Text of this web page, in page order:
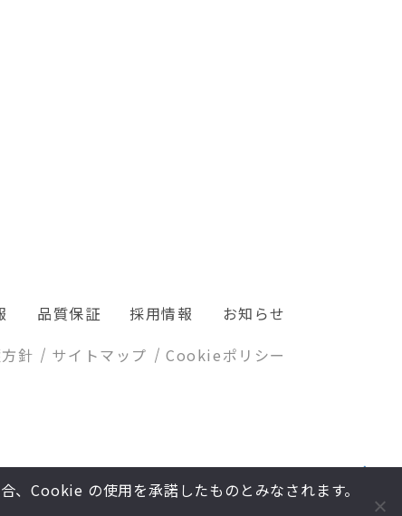
品質保証 採用情報
お知らせ
針
サイトマップ Cookieポリシー
Cookie の使用を承諾したものとみなされます。